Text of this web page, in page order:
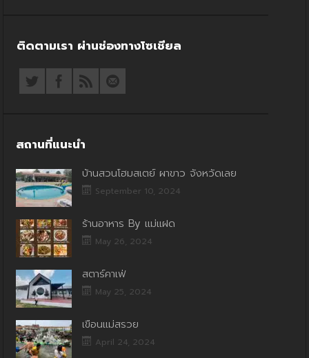
ติดตามเรา ผ่านช่องทางโซเชียล
สถานที่แนะนำ
บ้านสวนโฮมสเตย์ ผาขาว จังหวัดเลย
September 10, 2024
ร้านอาหาร By แม่แฝด
May 26, 2024
สตาร์คาเฟ่
May 25, 2024
เขื่อนแม่สรวย
April 24, 2024